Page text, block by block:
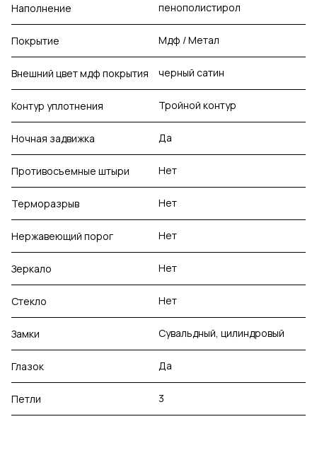
Наполнение пенополистирол
Покрытие Мдф / Метал
Внешний цвет мдф покрытия черный сатин
Контур уплотнения Тройной контур
Ночная задвижка Да
Противосъемные штыри Нет
Терморазрыв Нет
Нержавеющий порог Нет
Зеркало Нет
Стекло Нет
Замки Сувальдный, цилиндровый
Глазок Да
Петли 3